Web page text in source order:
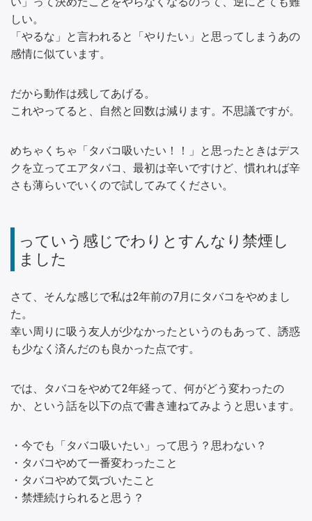
しい。
「やるな」と言われると「やりたい」と思ってしまうあの
感情に似ています。
だから動作は残してあげる。
これやってると、自然と回数は減ります。不思議ですが。
めちゃくちゃ「タバコ吸いたい！！」と思ったときはデス
クを立ってエアタバコ、最初は辛いですけど、慣れれば辛
さも薄らいでいくので試してみてください。
っていう感じでわりとすんなり禁煙し
ました
さて、そんな感じで私は2年前の7月にタバコをやめまし
た。
幸い周りに吸う友人が少なかったというのもあって、誘惑
も少なく済んだのも良かった点です。
では、タバコをやめて2年経って、何がどう変わったの
か、という話を以下の点で書き連ねてみようと思います。
・今でも「タバコ吸いたい」って思う？思わない？
・タバコやめて一番変わったこと
・タバコやめて気づいたこと
・禁煙続けられると思う？